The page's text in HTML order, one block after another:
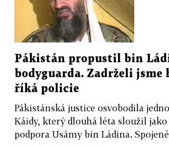
Pákistán propustil bin
bodyguarda. Zadrželi jsme
říká policie
Pákistánská justice osvobodila
Káidy, který dlouhá léta sloužil
podpora Usámy bin Ládina.